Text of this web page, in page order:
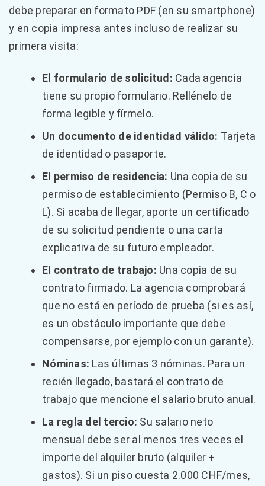
debe preparar en formato PDF (en su smartphone)
y en copia impresa antes incluso de realizar su
primera visita:
El formulario de solicitud: Cada agencia
tiene su propio formulario. Rellénelo de
forma legible y fírmelo.
Un documento de identidad válido: Tarjeta
de identidad o pasaporte.
El permiso de residencia: Una copia de su
permiso de establecimiento (Permiso B, C o
L). Si acaba de llegar, aporte un certificado
de su solicitud pendiente o una carta
explicativa de su futuro empleador.
El contrato de trabajo: Una copia de su
contrato firmado. La agencia comprobará
que no está en período de prueba (si es así,
es un obstáculo importante que debe
compensarse, por ejemplo con un garante).
Nóminas: Las últimas 3 nóminas. Para un
recién llegado, bastará el contrato de
trabajo que mencione el salario bruto anual.
La regla del tercio: Su salario neto
mensual debe ser al menos tres veces el
importe del alquiler bruto (alquiler +
gastos). Si un piso cuesta 2.000 CHF/mes,